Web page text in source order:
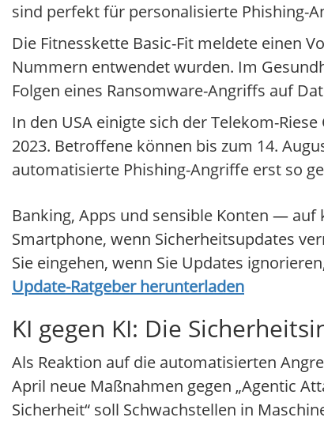
sind perfekt für personalisierte Phishing-
Die Fitnesskette Basic-Fit meldete einen
Nummern entwendet wurden. Im
Folgen eines Ransomware-Angriffs auf
In den USA einigte sich der Telekom-
2023. Betroffene können bis zum 14.
automatisierte Phishing-Angriffe erst so
Banking, Apps und sensible Konten —
Smartphone, wenn Sicherheitsupdates
Sie eingehen, wenn Sie Updates
Update-Ratgeber herunterladen
KI gegen KI: Die
Als Reaktion auf die automatisierten
April neue Maßnahmen gegen „Agentic
Sicherheit“ soll Schwachstellen in